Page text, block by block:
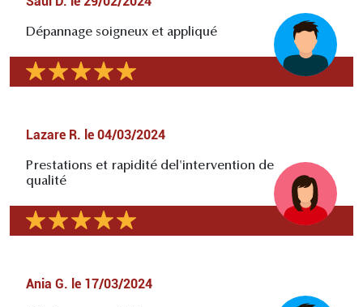
Dépannage soigneux et appliqué
Lazare R. le 04/03/2024
Prestations et rapidité del'intervention de
qualité
Ania G. le 17/03/2024